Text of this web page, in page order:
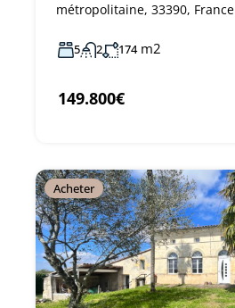
métropolitaine, 33390, France
5 2 174 m2
149.800€
Acheter